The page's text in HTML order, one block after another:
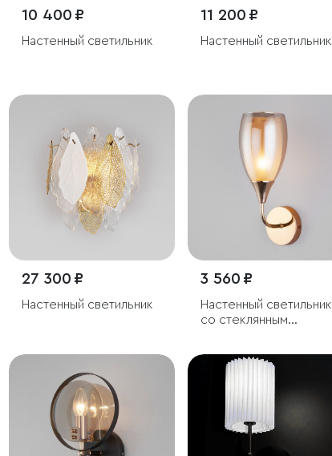
10 400 ₽
Настенный светильник
11 200 ₽
Настенный светильник
27 300 ₽
Настенный светильник
3 560 ₽
Настенный светильник
со стеклянным